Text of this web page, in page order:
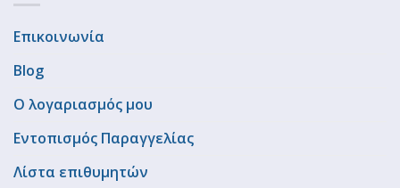
Επικοινωνία
Blog
Ο λογαριασμός μου
Εντοπισμός Παραγγελίας
Λίστα επιθυμητών